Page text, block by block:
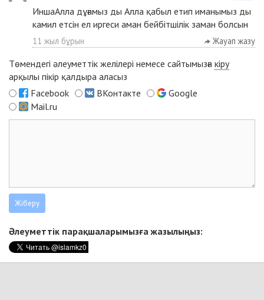
ИншаАлла дұғамыз ды Алла қабыл етип иманымыз ды
камил етсін ел иргеси аман бейбітшілік заман болсын
11 жыл бұрын Жауап жазу
Төмендегі әлеуметтік желілері немесе сайтымызға кіру
арқылы пікір қалдыра аласыз
Facebook
ВКонтакте
Google
Mail.ru
Әлеуметтік парақшаларымызға жазылыңыз: